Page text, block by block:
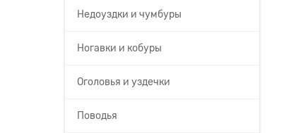
Недоуздки и чумбуры
Ногавки и кобуры
Оголовья и уздечки
Поводья